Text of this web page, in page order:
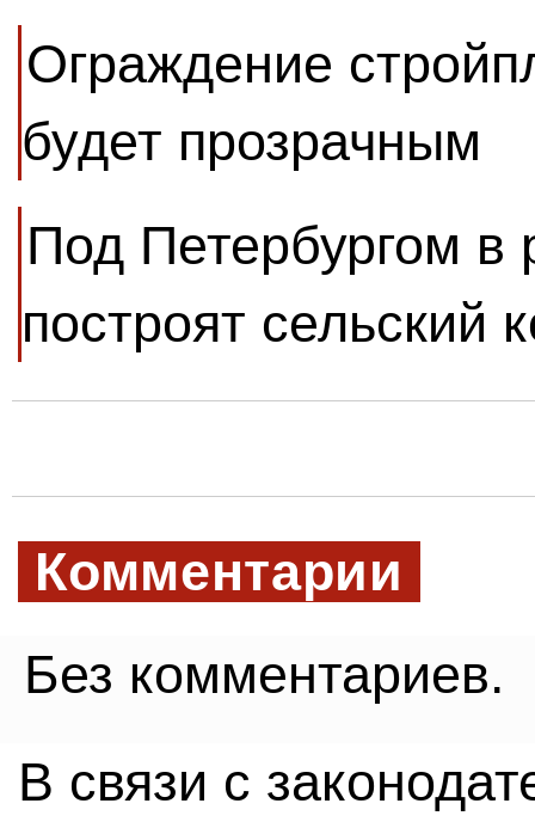
Ограждение
будет прозрачным
Под Петербургом в
построят сельский
Комментарии
Без комментариев.
В связи с